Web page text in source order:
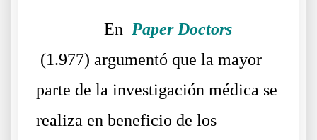
En Paper Doctors
(1.977) argumentó que la mayor
parte de la investigación médica se
realiza en beneficio de los